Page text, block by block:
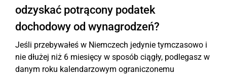
odzyskać potrącony podatek
dochodowy od wynagrodzeń?
Jeśli przebywałeś w Niemczech jedynie tymczasowo i
nie dłużej niż 6 miesięcy w sposób ciągły, podlegasz w
danym roku kalendarzowym ograniczonemu